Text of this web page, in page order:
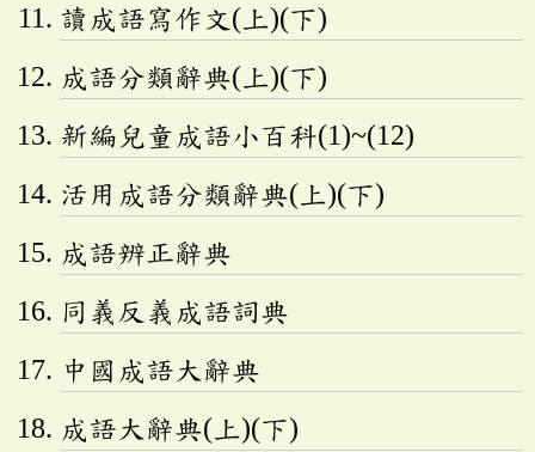
讀成語寫作文(上)(下)
成語分類辭典(上)(下)
新編兒童成語小百科(1)~(12)
活用成語分類辭典(上)(下)
成語辨正辭典
同義反義成語詞典
中國成語大辭典
成語大辭典(上)(下)